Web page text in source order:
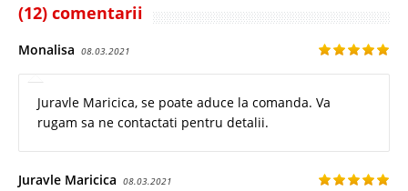
(12) comentarii
Monalisa 08.03.2021
Juravle Maricica, se poate aduce la comanda. Va
rugam sa ne contactati pentru detalii.
Juravle Maricica 08.03.2021